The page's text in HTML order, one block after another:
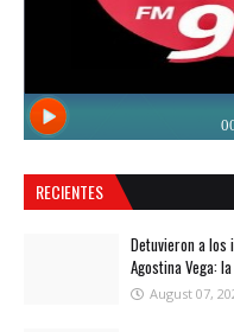
RECIENTES
Detuvieron a los
Agostina Vega:
August 07,